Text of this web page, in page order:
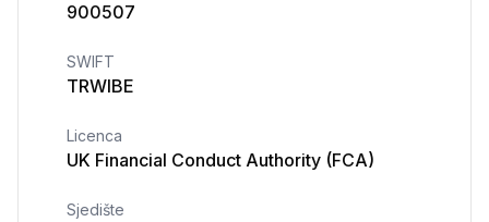
900507
SWIFT
TRWIBE
Licenca
UK Financial Conduct Authority (FCA)
Sjedište